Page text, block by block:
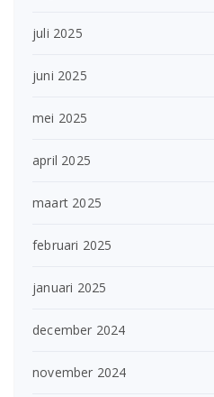
juli 2025
juni 2025
mei 2025
april 2025
maart 2025
februari 2025
januari 2025
december 2024
november 2024